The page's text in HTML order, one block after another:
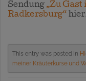
Sendung „Zu
Radkersburg“
This entry was posted in
meiner Kräuterkurse und